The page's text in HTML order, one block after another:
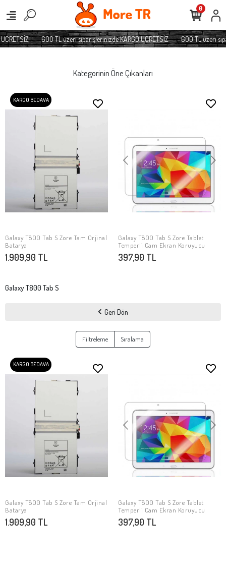
600 TL üzeri siparişlerinizde KARGO ÜCRETSİZ 600 TL üzeri
0
Kategorinin Öne Çıkanları
KARGO BEDAVA
SEPETE EKLE
Galaxy T800 Tab S Zore Tam Orjinal
Batarya
1.909,90 TL
SEPETE EKLE
Galaxy T800 Tab S Zore Tablet
Temperli Cam Ekran Koruyucu
397,90 TL
Galaxy T800 Tab S
Geri Dön
Filtreleme Sıralama
KARGO BEDAVA
SEPETE EKLE
Galaxy T800 Tab S Zore Tam Orjinal
Batarya
1.909,90 TL
SEPETE EKLE
Galaxy T800 Tab S Zore Tablet
Temperli Cam Ekran Koruyucu
397,90 TL